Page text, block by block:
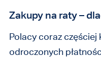
Zakupy na raty –
Polacy coraz częściej
odroczonych